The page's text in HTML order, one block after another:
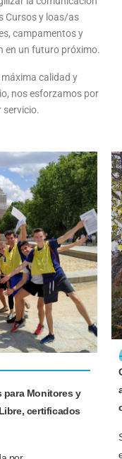
Cursos y loas/as
campamentos y
en un futuro próximo.
calidad y
nos esforzamos por
servicio.
para Monitores y
certificados